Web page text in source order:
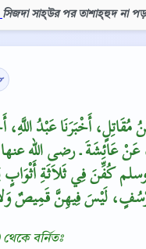
সিজদা সাহ্উর পর তাশাহ্‌হুদ না
أَخْبَرَنَا عَبْدُ اللَّهِ،
عَائِشَةَ ـ رضى الله عنها
كُفِّنَ فِي ثَلاَثَةِ أَثْوَابٍ
لَيْسَ فِيهِنَّ قَمِيصٌ
বর্নিতঃ